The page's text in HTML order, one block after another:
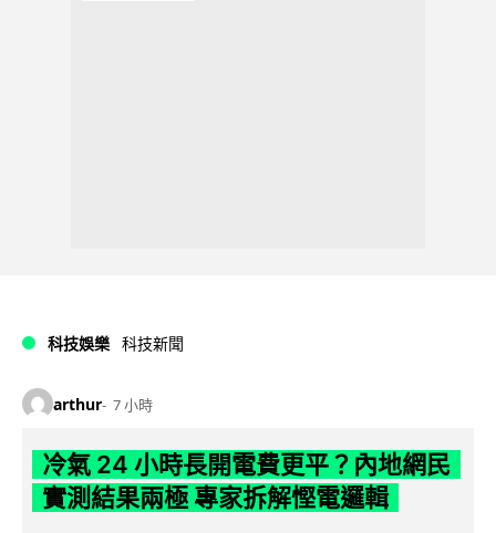
科技娛樂 科技新聞
arthur 7 小時
冷氣 24 小時長開電費更平？內地網民
實測結果兩極 專家拆解慳電邏輯